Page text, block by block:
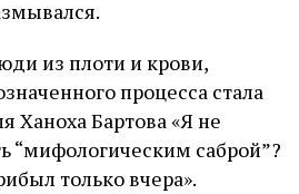
из плоти и крови,
процесса стала
Ханоха Бартова «Я не
“мифологическим саброй”?
только вчера».